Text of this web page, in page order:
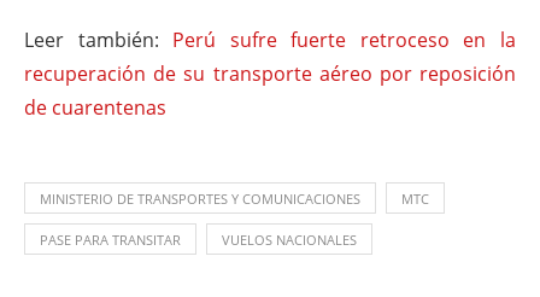
Leer también: Perú sufre fuerte retroceso en la
recuperación de su transporte aéreo por reposición
de cuarentenas
MINISTERIO DE TRANSPORTES Y COMUNICACIONES MTC
PASE PARA TRANSITAR VUELOS NACIONALES